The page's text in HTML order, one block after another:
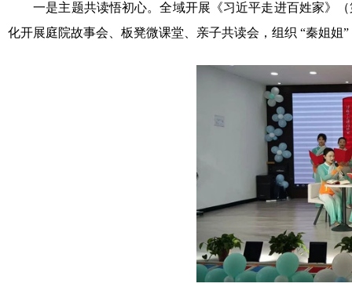
一是主题共读悟初心。全域开展《习近平走进百姓家》（
化开展庭院故事会、板凳微课堂、亲子共读会，组织 “秦姐